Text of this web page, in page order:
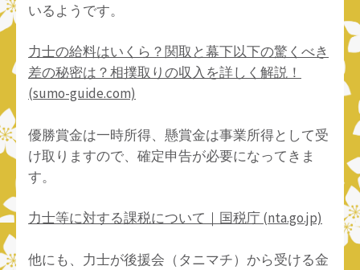
いるようです。
力士の給料はいくら？関取と幕下以下の驚くべき
差の秘密は？相撲取りの収入を詳しく解説！
(sumo-guide.com)
優勝賞金は一時所得、懸賞金は事業所得として受
け取りますので、確定申告が必要になってきま
す。
力士等に対する課税について｜国税庁 (nta.go.jp)
他にも、力士が後援会（タニマチ）から受ける金